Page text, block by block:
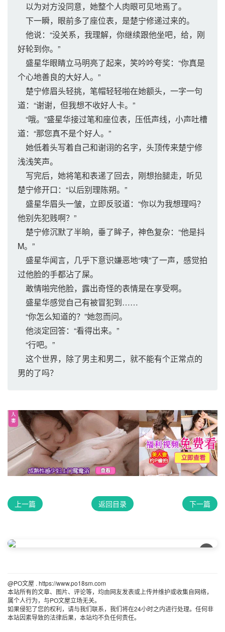
以为对方没同意，她整个人肉眼可见地焉了。
下一瞬，眼前多了座位表，是楚宁修递过来的。
他说：“没关系，我理解，你继续跟他坐吧，给，刚
好轮到你。”
盛星华眼睛立马明亮了起来，笑吟吟夸奖：“你真是
个心地善良的大好人。”
楚宁修眉头轻挑，笔帽轻轻啪在她额头，一字一句
道：“谢谢，但我想不收好人卡。”
“哦。”盛星华接过笔和座位表，压低声线，小声吐槽
道：“那您真不是个好人。”
她低着头写着自己和谢诩的名字，头顶传来楚宁修
浅浅笑声。
写完后，她将笔和表递了回去，刚想抬腿走，听见
楚宁修开口：“以后别理陈朔。”
盛星华眉头一皱，立即反驳道：“你以为我想理吗？
他别先犯贱啊？”
楚宁修沉默了半晌，垂了眸子，神色复杂：“他是抖
M。”
盛星华闻言，几乎下意识嫌恶地“咦”了一声，感觉拍
过他脸的手都沾了屎。
敢情啪完他脸，露出奇怪的表情是在享受啊。
盛星华感觉自己有被冒犯到……
“你怎么知道的？”她忽而问。
他淡定回答：“看得出来。”
“行吧。”
这个世界，除了男主和男二，就不能有个正常点的
男的了吗？
上一篇 返回目录 下一篇
×
@PO文屋 . https://www.po18sm.com
本站所有的文章、图片、评论等，均由网友发表或上传并维护或收集自网络，
属个人行为，与PO文屋立场无关。
如果侵犯了您的权利，请与我们联系，我们将在24小时之内进行处理。任何非
本站因素导致的法律后果，本站均不负任何责任。